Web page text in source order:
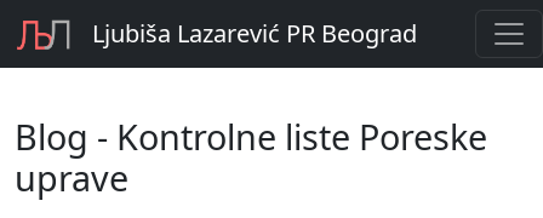
Ljubiša Lazarević PR Beograd
Blog - Kontrolne liste Poreske
uprave